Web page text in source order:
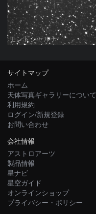
モンドシャルナ
サイトマップ
ホーム
天体写真ギャラリーについて
利用規約
ログイン/新規登録
お問い合わせ
会社情報
アストロアーツ
製品情報
星ナビ
星空ガイド
オンラインショップ
プライバシー・ポリシー